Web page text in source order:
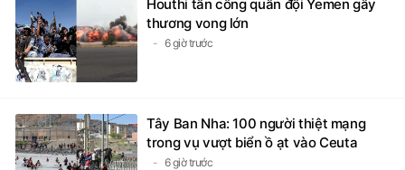
Houthi tấn công quân đội Yemen gây
thương vong lớn
6 giờ trước
Tây Ban Nha: 100 người thiệt mạng
trong vụ vượt biển ồ ạt vào Ceuta
6 giờ trước